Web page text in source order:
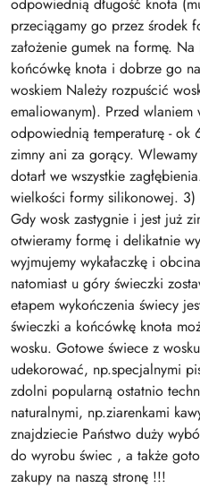
przeciągamy go przez środek
założenie gumek na formę.
końcówkę knota i dobrze go
woskiem Należy rozpuścić
emaliowanym). Przed
odpowiednią temperaturę -
zimny ani za gorący.
dotarł we wszystkie
wielkości formy silikonowej.
Gdy wosk zastygnie i jest już
otwieramy formę i delikatnie
wyjmujemy wykałaczkę i
natomiast u góry świeczki
etapem wykończenia świecy
świeczki a końcówkę knota
wosku. Gotowe świece z
udekorować, np.specjalnymi
zdolni popularną ostatnio
naturalnymi, np.ziarenkami
znajdziecie Państwo duży
do wyrobu świec , a także
zakupy na naszą stronę !!!